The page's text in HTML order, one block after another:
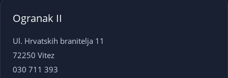
Ogranak II
Ul. Hrvatskih branitelja 11
72250 Vitez
030 711 393